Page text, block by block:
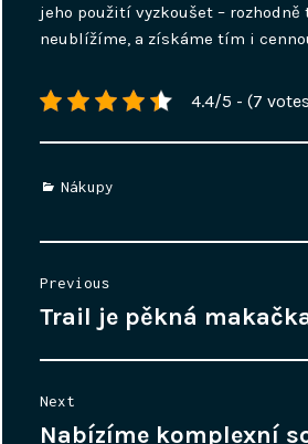
jeho použití vyzkoušet –
neublížíme, a získáme tím i
4.4/5 - (7
Categories
Nákupy
pro
Previous
Previous
Trail je pěkná
Next
Next
Nabízíme komplexní